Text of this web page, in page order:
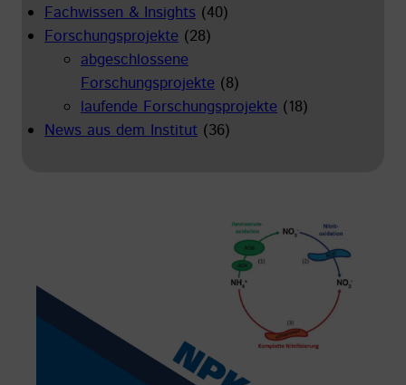
Fachwissen & Insights(40)
Forschungsprojekte(28)
abgeschlossene
Forschungsprojekte(8)
laufende Forschungsprojekte(18)
News aus dem Institut(36)